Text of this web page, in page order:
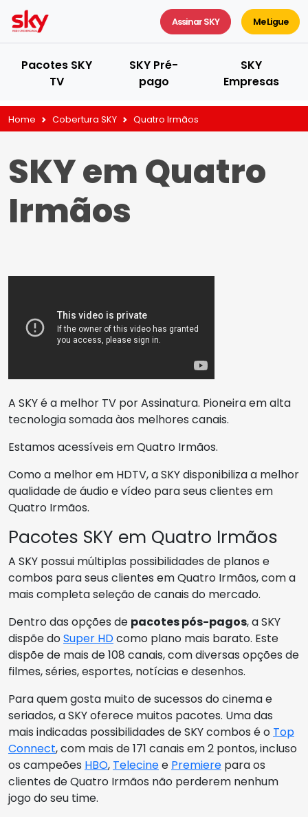
Assinar SKY Me Ligue
Pacotes SKY
TV
SKY Pré-
pago
SKY
Empresas
Home Cobertura SKY Quatro Irmãos
SKY em Quatro
Irmãos
A SKY é a melhor TV por Assinatura. Pioneira em alta
tecnologia somada àos melhores canais.
Estamos acessíveis em Quatro Irmãos.
Como a melhor em HDTV, a SKY disponibiliza a melhor
qualidade de áudio e vídeo para seus clientes em
Quatro Irmãos.
Pacotes SKY em Quatro Irmãos
A SKY possui múltiplas possibilidades de planos e
combos para seus clientes em Quatro Irmãos, com a
mais completa seleção de canais do mercado.
Dentro das opções de pacotes pós-pagos, a SKY
dispõe doSuper HDcomo plano mais barato. Este
dispõe de mais de 108 canais, com diversas opções de
filmes, séries, esportes, notícias e desenhos.
Para quem gosta muito de sucessos do cinema e
seriados, a SKY oferece muitos pacotes. Uma das
mais indicadas possibilidades de SKY combos é o Top
Connect, com mais de 171 canais em 2 pontos, incluso
os campeões HBO, Telecinee Premiere para os
clientes de Quatro Irmãos não perderem nenhum
jogo do seu time.